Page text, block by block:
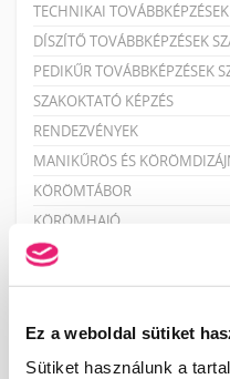
Ez a weboldal sütiket
Sütiket használunk a
TECHNIKAI
DÍSZÍTŐ TOVÁBBKÉPZÉSEK
PEDIKŰR TOVÁBBKÉPZÉSEK
SZAKOKTATÓ KÉPZÉS
RENDEZVÉNYEK
MANIKŰRÖS ÉS
KÖRÖMTÁBOR
KÖRÖMHAJÓ
2026.